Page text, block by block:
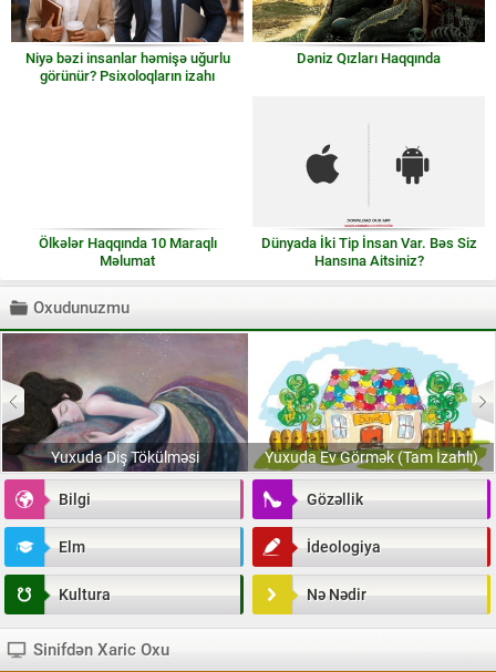
Niyə bəzi insanlar həmişə uğurlu
görünür? Psixoloqların izahı
Dəniz Qızları Haqqında
Ölkələr Haqqında 10 Maraqlı
Məlumat
Dünyada İki Tip İnsan Var. Bəs Siz
Hansına Aitsiniz?
Oxudunuzmu
Yuxuda Diş Tökülməsi Yuxuda Ev Görmək (Tam İzahlı)
Bilgi Gözəllik
Elm İdeologiya
Kultura Nə Nədir
Sinifdən Xaric Oxu